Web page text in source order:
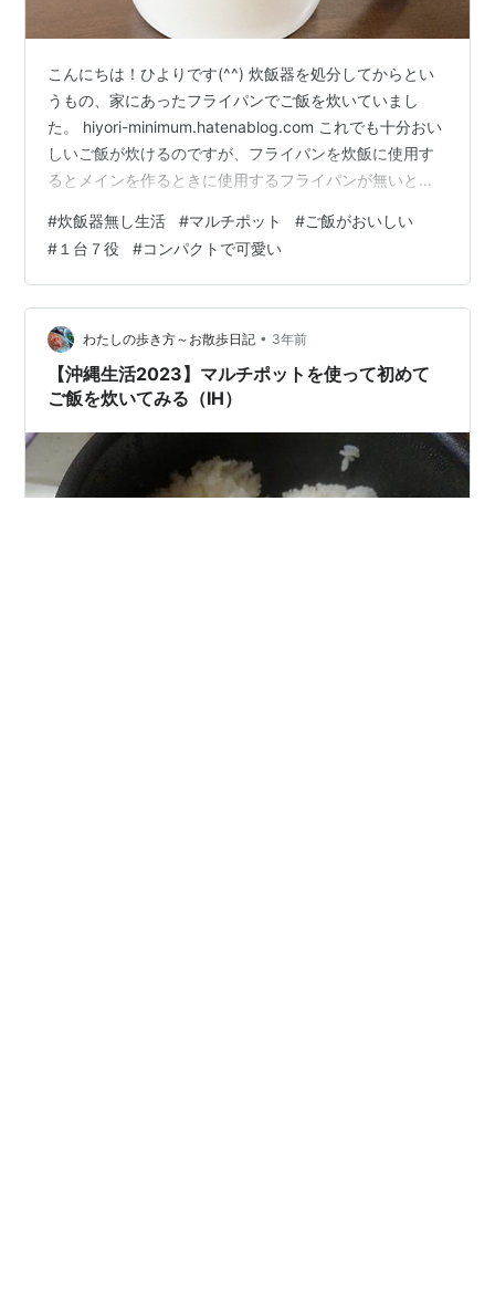
こんにちは！ひよりです(^^) 炊飯器を処分してからとい
うもの、家にあったフライパンでご飯を炊いていまし
た。 hiyori-minimum.hatenablog.com これでも十分おい
しいご飯が炊けるのですが、フライパンを炊飯に使用す
るとメインを作るときに使用するフライパンが無いとい
これが全て。一番大きなフライパンで炊飯するので、炊
飯中はメインが作れなくなる。） 「そろそろ手頃な鍋が
欲しいなあー」と思っていたところ、ご飯を炊くのにぴ
ったりな万能鍋を見つけました！ それがマルチポットで
す！ このマルチポット本当に優秀なんです！！！ あまり
にも…
#炊飯器無し生活 #マルチポット #ご飯がおいしい
# １台７役 #コンパクトで可愛い
わたしの歩き方～お散歩日記 • 3年前
【沖縄生活2023】マルチポットを使って初めて
ご飯を炊いてみる（IH）